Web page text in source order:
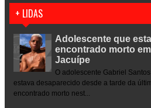
+ LIDAS
Adolescente que
encontrado morto
Jacuípe
O adolescente Gabriel
estava desaparecido desde a tarde da
encontrado morto nest...